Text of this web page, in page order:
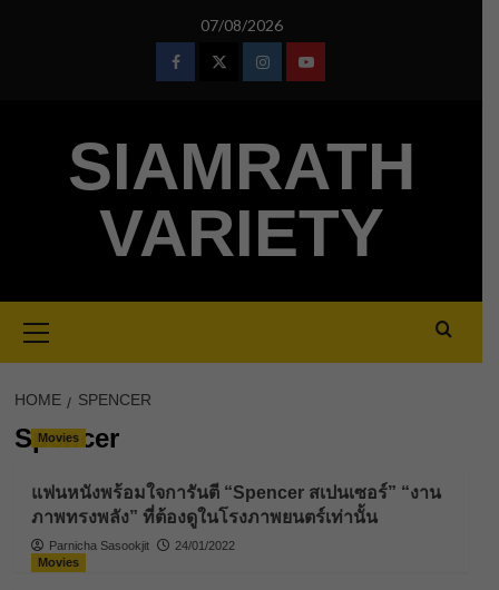
07/08/2026
FacebookTwitterInstagramYoutube
SIAMRATH
VARIETY
Menu
HOME SPENCER
Spencer
Movies
แฟนหนังพร้อมใจการันตี “Spencer สเปนเซอร์” “งาน
ภาพทรงพลัง” ที่ต้องดูในโรงภาพยนตร์เท่านั้น
Parnicha Sasookjit
24/01/2022
Movies